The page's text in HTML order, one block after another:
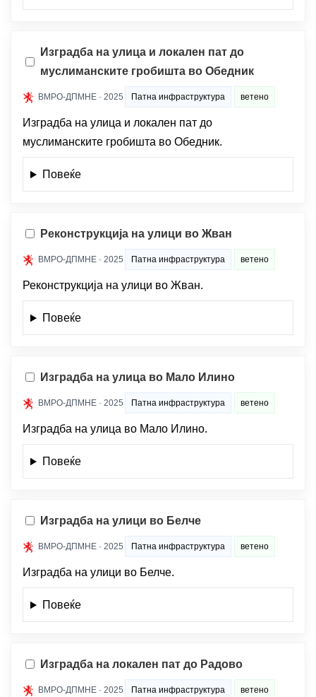
Изградба на улица и локален пат до
муслиманските гробишта во Обедник
ВМРО-ДПМНЕ · 2025 Патна инфраструктура ветено
Изградба на улица и локален пат до
муслиманските гробишта во Обедник.
Повеќе
Реконструкција на улици во Жван
ВМРО-ДПМНЕ · 2025 Патна инфраструктура ветено
Реконструкција на улици во Жван.
Повеќе
Изградба на улица во Мало Илино
ВМРО-ДПМНЕ · 2025 Патна инфраструктура ветено
Изградба на улица во Мало Илино.
Повеќе
Изградба на улици во Белче
ВМРО-ДПМНЕ · 2025 Патна инфраструктура ветено
Изградба на улици во Белче.
Повеќе
Изградба на локален пат до Радово
ВМРО-ДПМНЕ · 2025 Патна инфраструктура ветено